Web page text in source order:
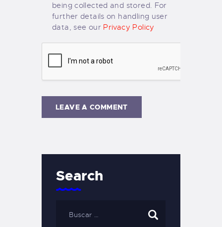
being collected and stored. For
further details on handling user
data, see our Privacy Policy
Search